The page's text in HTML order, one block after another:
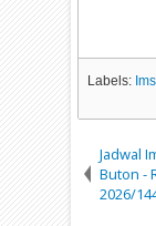
Labels:
Jadwal
Buton -
2026/